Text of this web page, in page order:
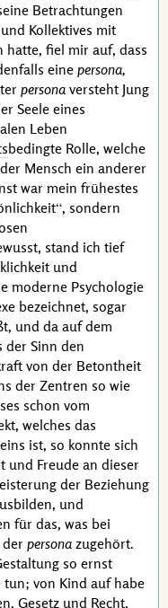
Betrachtungen
Kollektives mit
hatte, fiel mir auf, dass
eine persona,
persona versteht Jung
Seele eines
Leben
bedingte Rolle, welche
Mensch ein anderer
war mein frühestes
, sondern
stand ich tief
und
moderne Psychologie
bezeichnet, sogar
und da auf dem
der Sinn den
von der Betontheit
der Zentren so wie
schon vom
welches das
ist, so konnte sich
und Freude an dieser
der Beziehung
und
für das, was bei
persona zugehört.
so ernst
tun; von Kind auf habe
Gesetz und Recht,